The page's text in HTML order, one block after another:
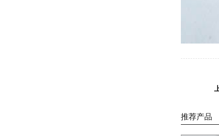
推荐产品